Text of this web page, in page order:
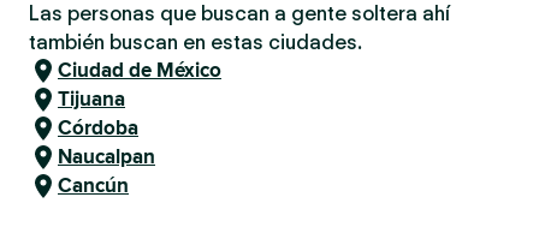
Las personas que buscan a gente soltera ahí
también buscan en estas ciudades.
Ciudad de México
Tijuana
Córdoba
Naucalpan
Cancún